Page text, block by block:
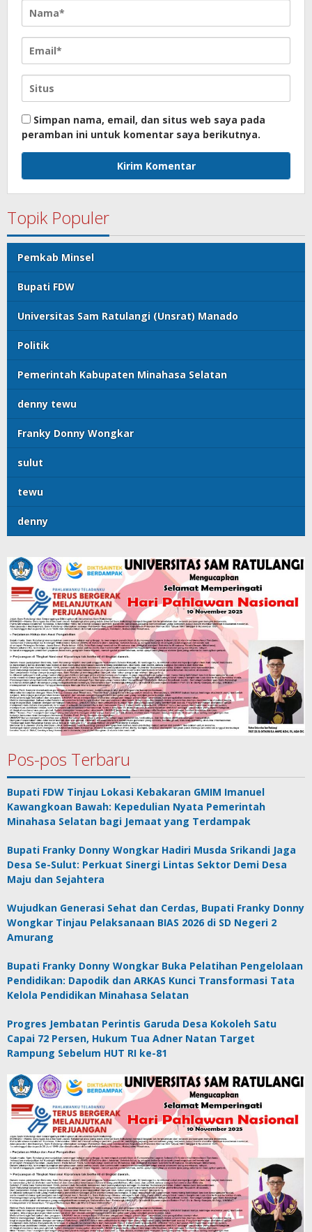
Simpan nama, email, dan situs web saya pada
peramban ini untuk komentar saya berikutnya.
Topik Populer
Pemkab Minsel
Bupati FDW
Universitas Sam Ratulangi (Unsrat) Manado
Politik
Pemerintah Kabupaten Minahasa Selatan
denny tewu
Franky Donny Wongkar
sulut
tewu
denny
Pos-pos Terbaru
Bupati FDW Tinjau Lokasi Kebakaran GMIM Imanuel
Kawangkoan Bawah: Kepedulian Nyata Pemerintah
Minahasa Selatan bagi Jemaat yang Terdampak
Bupati Franky Donny Wongkar Hadiri Musda Srikandi Jaga
Desa Se-Sulut: Perkuat Sinergi Lintas Sektor Demi Desa
Maju dan Sejahtera
Wujudkan Generasi Sehat dan Cerdas, Bupati Franky Donny
Wongkar Tinjau Pelaksanaan BIAS 2026 di SD Negeri 2
Amurang
Bupati Franky Donny Wongkar Buka Pelatihan Pengelolaan
Pendidikan: Dapodik dan ARKAS Kunci Transformasi Tata
Kelola Pendidikan Minahasa Selatan
Progres Jembatan Perintis Garuda Desa Kokoleh Satu
Capai 72 Persen, Hukum Tua Adner Natan Target
Rampung Sebelum HUT RI ke-81